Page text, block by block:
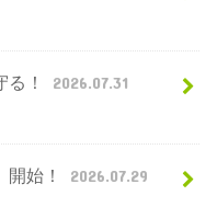
る！ 2026.07.31
開始！ 2026.07.29